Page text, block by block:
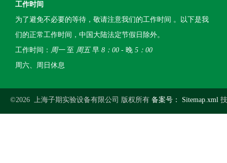
工作时间
为了避免不必要的等待，敬请注意我们的工作时间 。以下是我
们的正常工作时间，中国大陆法定节假日除外。
工作时间： 周一至 周五早 8：00 - 晚 5：00
周六、周日休息
©2026 上海子期实验设备有限公司 版权所有 备案号： Sitemap.xml